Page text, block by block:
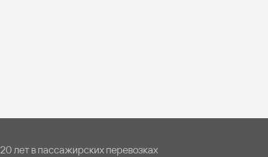
20 лет в пассажирских перевозках